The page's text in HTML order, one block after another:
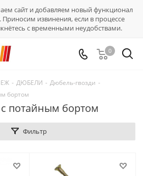
сайт и добавляем новый функционал
Приносим извинения, если в процессе
с временными неудобствами.
0
- ДЮБЕЛИ - Дюбель-гвозди -
бортом
потайным бортом
Фильтр